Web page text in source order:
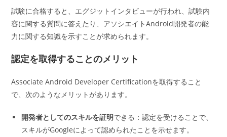
試験に合格すると、エグジットインタビューが行われ、試験内
容に関する質問に答えたり、アソシエイトAndroid開発者の能
力に関する知識を示すことが求められます。
認定を取得することのメリット
Associate Android Developer Certificationを取得すること
で、次のようなメリットがあります。
開発者としてのスキルを証明できる：認定を受けることで、
スキルがGoogleによって認められたことを示せます。